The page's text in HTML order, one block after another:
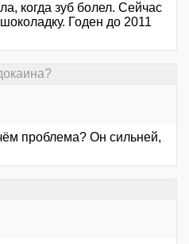
когда зуб болел. Сейчас
Годен до 2011
проблема? Он сильней,